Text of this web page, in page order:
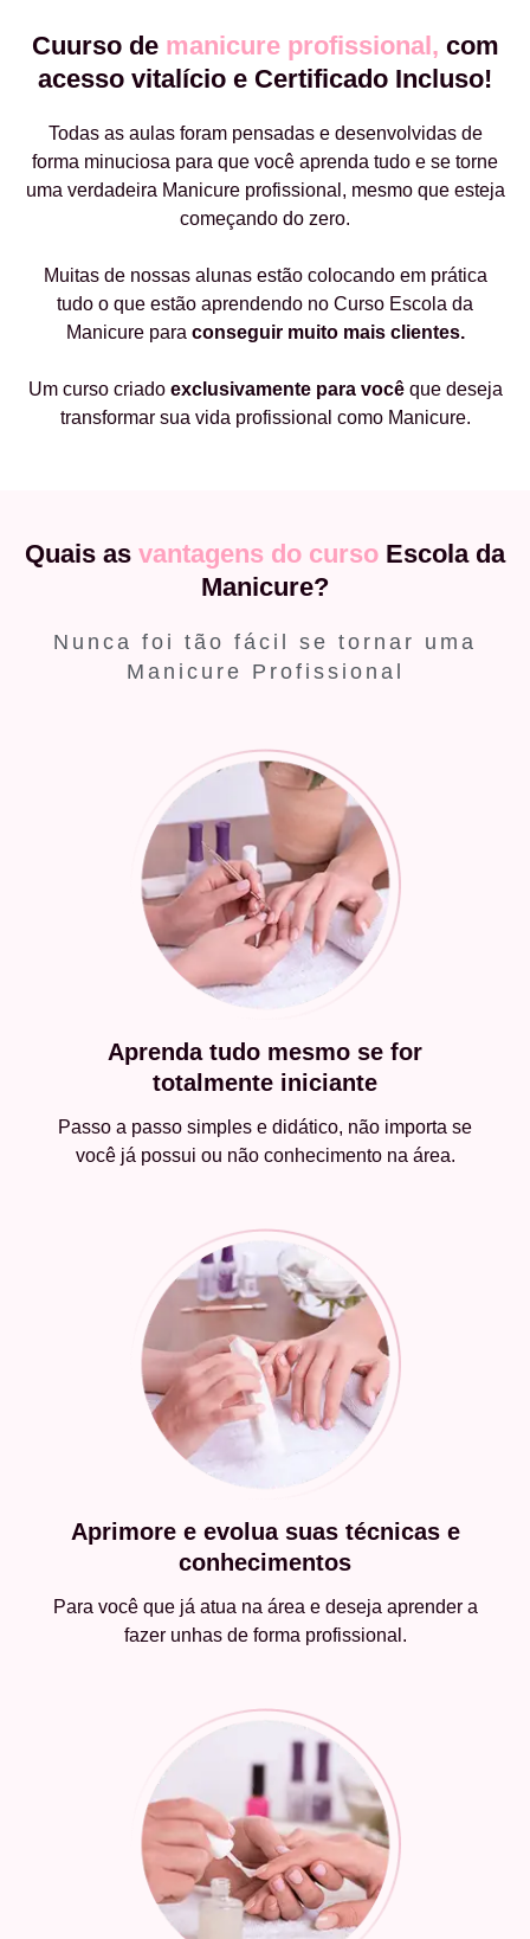
Cuurso de manicure profissional, com
acesso vitalício e Certificado Incluso!
Todas as aulas foram pensadas e desenvolvidas de
forma minuciosa para que você aprenda tudo e se torne
uma verdadeira Manicure profissional, mesmo que esteja
começando do zero.
Muitas de nossas alunas estão colocando em prática
tudo o que estão aprendendo no Curso Escola da
Manicure para conseguir muito mais clientes.
Um curso criado exclusivamente para vocêque deseja
transformar sua vida profissional como Manicure.
Quais as vantagens do curso Escola da
Manicure?
Nunca foi tão fácil se tornar uma
Manicure Profissional
Aprenda tudo mesmo se for
totalmente iniciante
Passo a passo simples e didático, não importa se
você já possui ou não conhecimento na área.
Aprimore e evolua suas técnicas e
conhecimentos
Para você que já atua na área e deseja aprender a
fazer unhas de forma profissional.